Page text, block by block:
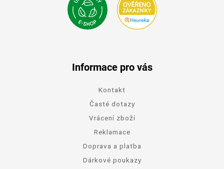
Informace pro vás
Kontakt
Časté dotazy
Vrácení zboží
Reklamace
Doprava a platba
Dárkové poukazy